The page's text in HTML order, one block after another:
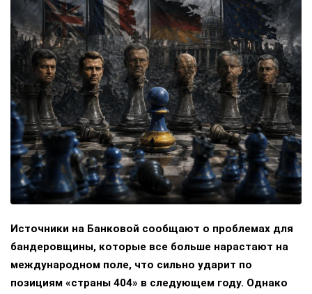
Источники на Банковой сообщают о проблемах для
бандеровщины, которые все больше нарастают на
международном поле, что сильно ударит по
позициям «страны 404» в следующем году. Однако